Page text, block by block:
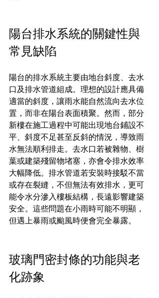
陽台排水系統的關鍵性與
常見缺陷
陽台的排水系統主要由地台斜度、去水
口及排水管道組成。理想的設計應具備
適當的斜度，讓雨水能自然流向去水位
置，而非在陽台表面積聚。然而，部分
新樓在施工過程中可能出現地台鋪設不
平、斜度不足甚至反斜的情況，導致雨
水無法順利排走。去水口若被雜物、樹
葉或建築殘留物堵塞，亦會令排水效率
大幅降低。排水管道若安裝時接駁不當
或存在裂縫，不但無法有效排水，更可
能令水分滲入樓板結構，長遠影響建築
安全。這些問題在小雨時可能不明顯，
但遇上暴雨或颱風時便會完全暴露。
玻璃門密封條的功能與老
化跡象